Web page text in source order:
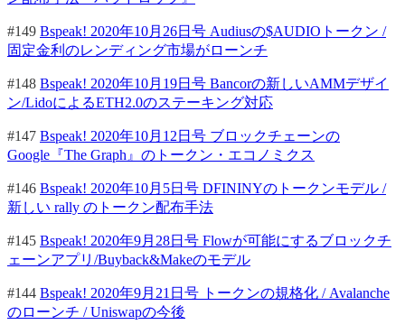
#149 Bspeak! 2020年10月26日号 Audiusの$AUDIOトークン /
固定金利のレンディング市場がローンチ
#148 Bspeak! 2020年10月19日号 Bancorの新しいAMMデザイ
ン/LidoによるETH2.0のステーキング対応
#147 Bspeak! 2020年10月12日号 ブロックチェーンの
Google『The Graph』のトークン・エコノミクス
#146 Bspeak! 2020年10月5日号 DFININYのトークンモデル /
新しい rally のトークン配布手法
#145 Bspeak! 2020年9月28日号 Flowが可能にするブロックチ
ェーンアプリ/Buyback&Makeのモデル
#144 Bspeak! 2020年9月21日号 トークンの規格化 / Avalanche
のローンチ / Uniswapの今後